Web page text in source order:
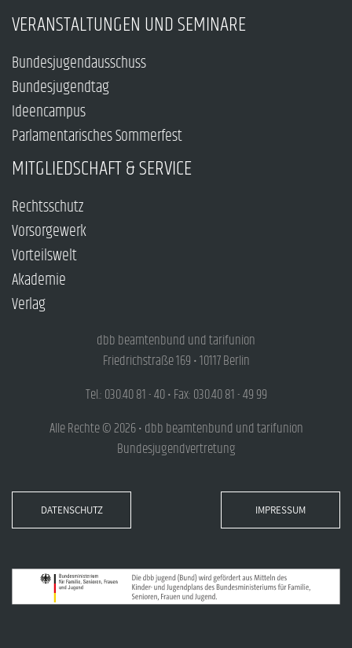
VERANSTALTUNGEN UND SEMINARE
Bundesjugendausschuss
Bundesjugendtag
Ideencampus
Parlamentarisches Sommerfest
MITGLIEDSCHAFT & SERVICE
Rechtsschutz
Vorsorgewerk
Vorteilswelt
Akademie
Verlag
dbb beamtenbund und tarifunion
Friedrichstraße 169 • 10117 Berlin
Tel.: 030.40 81 - 40 • Fax: 030.40 81 - 49 99
Alle Rechte © 2026 • dbb beamtenbund und tarifunion
Bundesjugendvertretung
DATENSCHUTZ IMPRESSUM